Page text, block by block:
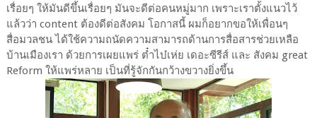
เรื่อยๆ ให้มันดีขึ้นเรื่อยๆ มันจะดีต่อคนหมู่มาก เพราะเราตั้งแนวไว้
แล้วว่า content ต้องดีต่อสังคม โอกาสนี้ ผมก็อยากขอให้เพื่อนๆ
สื่อมวลชน ได้ใช้ความถนัดความสามารถด้านการสื่อสารช่วยเหลือ
บ้านเมืองเรา ด้วยการเผยแพร่ ต๋ำไบ๋เห่ย เดอะซีรีส์ และ สังคม great
Reform ให้แพร่หลาย เป็นที่รู้จักกันกว้างขวางยิ่งขึ้น